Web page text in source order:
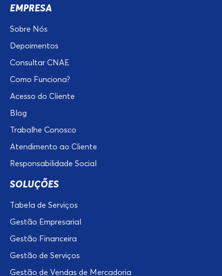
EMPRESA
Sobre Nós
Depoimentos
Consultar CNAE
Como Funciona?
Acesso do Cliente
Blog
Trabalhe Conosco
Atendimento ao Cliente
Responsabilidade Social
SOLUÇÕES
Tabela de Serviços
Gestão Empresarial
Gestão Financeira
Gestão de Serviços
Gestão de Vendas de Mercadoria